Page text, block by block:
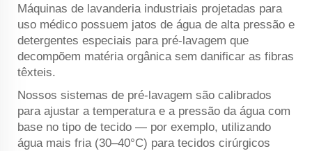
Máquinas de lavanderia industriais projetadas para
uso médico possuem jatos de água de alta pressão e
detergentes especiais para pré-lavagem que
decompõem matéria orgânica sem danificar as fibras
têxteis.
Nossos sistemas de pré-lavagem são calibrados
para ajustar a temperatura e a pressão da água com
base no tipo de tecido — por exemplo, utilizando
água mais fria (30–40°C) para tecidos cirúrgicos